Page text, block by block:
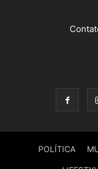
POLÍTICA